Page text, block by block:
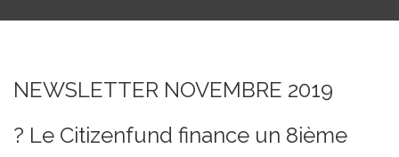
NEWSLETTER NOVEMBRE 2019
? Le Citizenfund finance un 8ième